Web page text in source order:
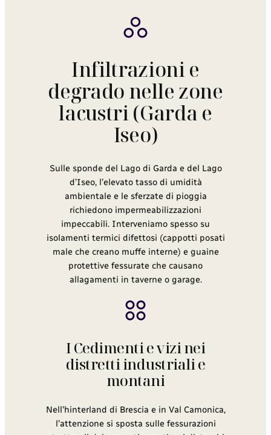
Infiltrazioni e
degrado nelle zone
lacustri (Garda e
Iseo)
Sulle sponde del Lago di Garda e del Lago
d’Iseo, l’elevato tasso di umidità
ambientale e le sferzate di pioggia
richiedono impermeabilizzazioni
impeccabili. Interveniamo spesso su
isolamenti termici difettosi (cappotti posati
male che creano muffe interne) e guaine
protettive fessurate che causano
allagamenti in taverne o garage.
I Cedimenti e vizi nei
distretti industriali e
montani
Nell’hinterland di Brescia e in Val Camonica,
l’attenzione si sposta sulle fessurazioni